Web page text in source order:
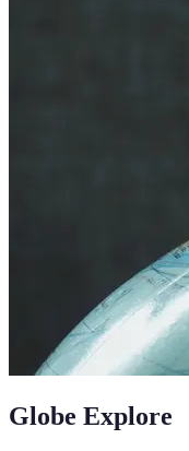
Globe Explore